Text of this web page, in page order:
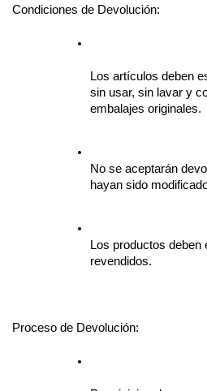
Condiciones de Devolución:
Los artículos deben
sin usar, sin lavar y
embalajes originales.
No se aceptarán
hayan sido
Los productos
revendidos.
Proceso de Devolución: